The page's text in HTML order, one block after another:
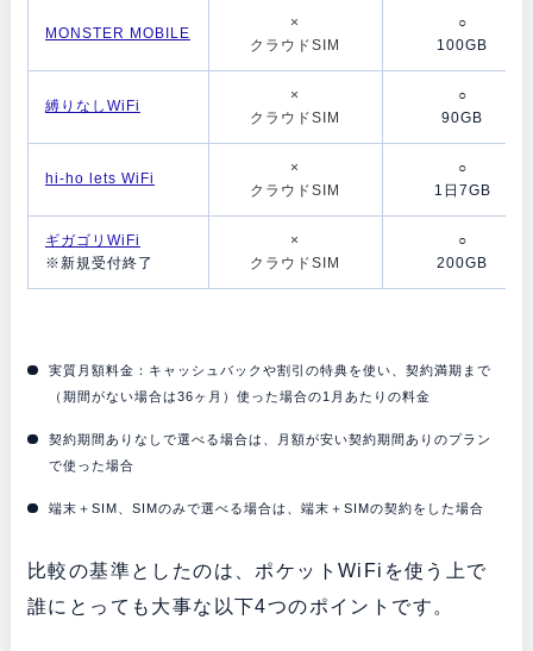
MONSTER MOBILE
×
クラウドSIM
○
100GB
縛りなしWiFi
×
クラウドSIM
○
90GB
hi-ho lets WiFi
×
クラウドSIM
○
1日7GB
ギガゴリWiFi
※新規受付終了
×
クラウドSIM
○
200GB
実質月額料金：キャッシュバックや割引の特典を使い、契約満期まで
（期間がない場合は36ヶ月）使った場合の1月あたりの料金
契約期間ありなしで選べる場合は、月額が安い契約期間ありのプラン
で使った場合
端末＋SIM、SIMのみで選べる場合は、端末＋SIMの契約をした場合
比較の基準としたのは、ポケットWiFiを使う上で
誰にとっても大事な以下4つのポイントです。